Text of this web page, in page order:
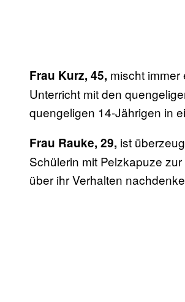
Frau Kurz, 45, mischt
Unterricht mit den
quengeligen 14-Jährigen in
Frau Rauke, 29, ist
Schülerin mit Pelzkapuze
über ihr Verhalten